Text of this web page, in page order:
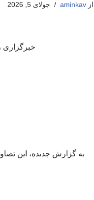
ازaminkav جولای 5, 2026
خبرگزاری
به گزارش جدیده، این